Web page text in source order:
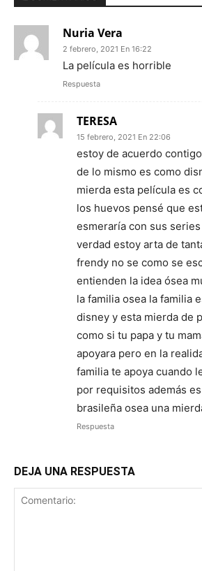
Nuria Vera
2 febrero, 2021 En 16:22
La película es horrible
Respuesta
TERESA
15 febrero, 2021 En 22:06
estoy de acuerdo
de lo mismo es como
mierda esta película es
los huevos pensé que
esmeraría con sus
verdad estoy arta de
frendy no se como se
entienden la idea ósea
la familia osea la familia
disney y esta mierda de
como si tu papa y tu
apoyara pero en la
familia te apoya cuando
por requisitos además
brasileña osea una
Respuesta
DEJA UNA RESPUESTA